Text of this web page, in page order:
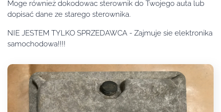
Moge również dokodowac sterownik do Twojego auta lub
dopisać dane ze starego sterownika.
NIE JESTEM TYLKO SPRZEDAWCA - Zajmuje sie elektronika
samochodowa!!!!